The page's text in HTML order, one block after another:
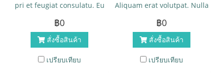
pri et feugiat consulatu. Eu
per ceteros platonem. Ea
dictas legendos ius. At
adhuc solum has. Nec at
harum euripidis, habeo elitr
฿0
สั่งซื้อสินค้า
เปรียบเทียบ
Aliquam erat volutpat. Nulla
augue eros, tempor ut
massa sed, porta blandit
ante. Sed in nibh lectus.
Morbi hendrerit sapien vel
฿0
สั่งซื้อสินค้า
เปรียบเทียบ